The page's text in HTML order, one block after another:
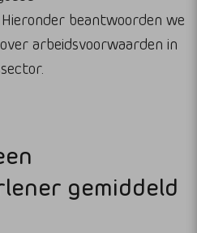
beantwoorden we
arbeidsvoorwaarden in
gemiddeld